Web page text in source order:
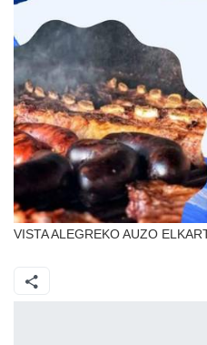
VISTA ALEGREKO AUZO